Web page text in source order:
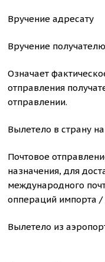
Вручение адресату
Вручение получателю
Означает
отправления
отправлении.
Вылетело в страну
Почтовое
назначения, для
международного
оппераций импорта /
Вылетело из